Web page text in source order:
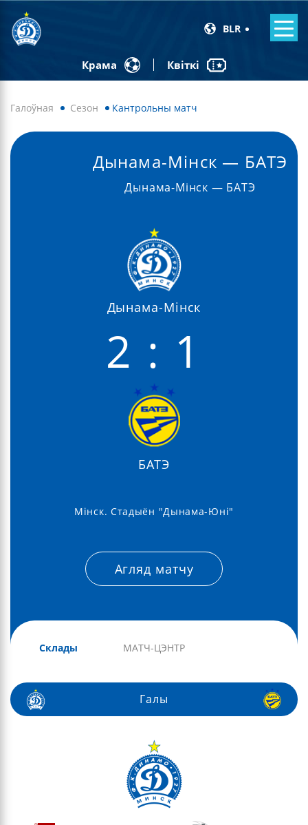
BLR
Крама Квіткі
Галоўная Сезон Кантрольны матч
Дынама-Мінск — БАТЭ
Дынама-Мінск — БАТЭ
Дынама-Мінск
2 : 1
БАТЭ
Мінск. Стадыён "Дынама-Юні"
Агляд матчу
Склады МАТЧ-ЦЭНТР
Галы